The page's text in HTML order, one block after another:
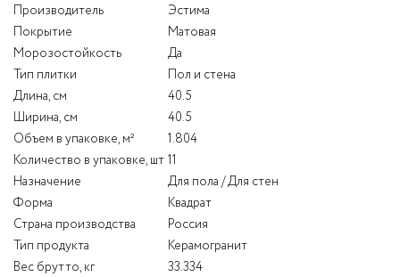
Производитель
Эстима
Покрытие
Матовая
Морозостойкость
Да
Тип плитки
Пол и стена
Длина, см
40.5
Ширина, см
40.5
Объем в упаковке, м²
1.804
Количество в упаковке, шт 11
Назначение
Для пола / Для стен
Форма
Квадрат
Страна производства
Россия
Тип продукта
Керамогранит
Вес брутто, кг
33.334